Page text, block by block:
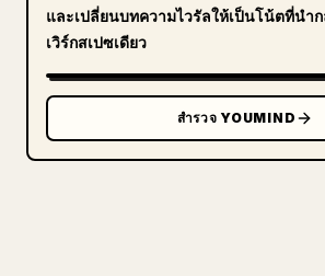
และเปลี่ยนบทความไวรัลให้เป็นโน้ตที่นำ
เวิร์กสเปซเดียว
สำรวจ YOUMIND